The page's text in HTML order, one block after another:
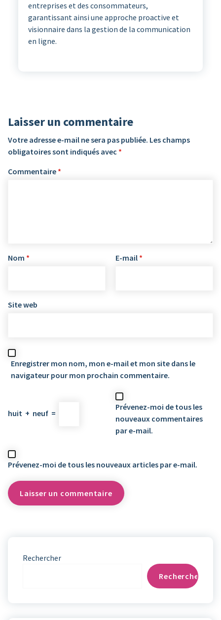
entreprises et des consommateurs,
garantissant ainsi une approche proactive et
visionnaire dans la gestion de la communication
en ligne.
Laisser un commentaire
Votre adresse e-mail ne sera pas publiée. Les champs
obligatoires sont indiqués avec *
Commentaire *
Nom * E-mail *
Site web
Enregistrer mon nom, mon e-mail et mon site dans le
navigateur pour mon prochain commentaire.
huit + neuf =
Prévenez-moi de tous les
nouveaux commentaires
par e-mail.
Prévenez-moi de tous les nouveaux articles par e-mail.
Rechercher
Rechercher